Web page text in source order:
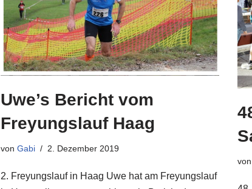
Uwe’s Bericht vom
Freyungslauf Haag
von Gabi 2. Dezember 2019
2. Freyungslauf in Haag Uwe hat am Freyungslauf
von